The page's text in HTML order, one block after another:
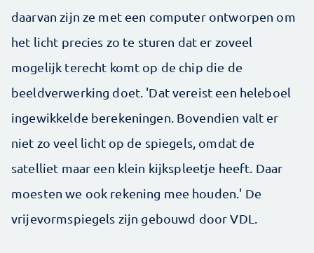
daarvan zijn ze met een computer ontworpen om
het licht precies zo te sturen dat er zoveel
mogelijk terecht komt op de chip die de
beeldverwerking doet. 'Dat vereist een heleboel
ingewikkelde berekeningen. Bovendien valt er
niet zo veel licht op de spiegels, omdat de
satelliet maar een klein kijkspleetje heeft. Daar
moesten we ook rekening mee houden.' De
vrijevormspiegels zijn gebouwd door VDL.